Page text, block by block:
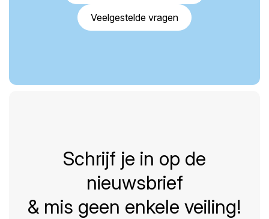
Veelgestelde vragen
Schrijf je in op de
nieuwsbrief
& mis geen enkele veiling!